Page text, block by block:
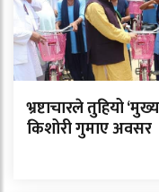
भ्रष्टाचारले तुहियो
किशोरी गुमाए अवसर